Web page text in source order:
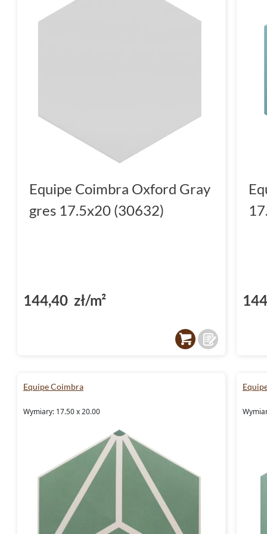
Equipe Coimbra Oxford Gray
gres 17.5x20 (30632)
144,40 zł/m²
Equipe Coimbra
Wymiary: 17.50 x 20.00